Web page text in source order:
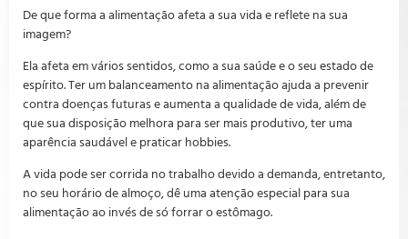
De que forma a alimentação afeta a sua vida e reflete na sua
imagem?
Ela afeta em vários sentidos, como a sua saúde e o seu estado de
espírito. Ter um balanceamento na alimentação ajuda a prevenir
contra doenças futuras e aumenta a qualidade de vida, além de
que sua disposição melhora para ser mais produtivo, ter uma
aparência saudável e praticar hobbies.
A vida pode ser corrida no trabalho devido a demanda, entretanto,
no seu horário de almoço, dê uma atenção especial para sua
alimentação ao invés de só forrar o estômago.